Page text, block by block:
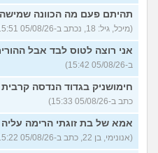
לא יודע מה לעשות יותר עם
המשפחה שלי (יורם, בן 23)
בן 10 לא רוצה שאנחנו ההורים
נהיה נוכחים במסיבת סיום של
הכיתה
(גורי, בן 42)
הטוב להשאר בבגד לאורך זמן
???
(מתלמדת, בת 50)
איך לומר להורים שאני רוצה
להיות חילוני?
(אהרן, בן 17)
תהיתם פעם מה הכוונה
(מיכל, גיל: 18, נכתב ב-05/08/26 15:51)
אני רוצה לטוס לבד אבל
ב-05/08/26 15:42)
חימושניק בגדוד הנדסה קרבית
כתב ב-05/08/26 15:33)
אמא של בת זוגתי הרימה
(אנונימי, בן 22, כתב ב-05/08/26 15:22)